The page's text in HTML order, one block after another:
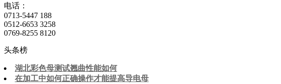
电话：
0713-5447 188
0512-6653 3258
0769-8255 8120
头条榜
湖北彩色母测试翘曲性能如何
在加工中如何正确操作才能提高导电母